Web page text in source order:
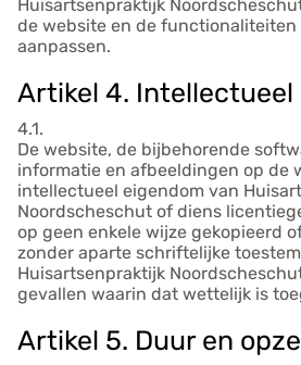
Huisartsenpraktijk
de website en de functionaliteiten
aanpassen.
Artikel 4. Intellectueel
4.1.
De website, de bijbehorende
informatie en afbeeldingen op de
intellectueel eigendom van
Noordscheschut of diens
op geen enkele wijze gekopieerd
zonder aparte schriftelijke
Huisartsenpraktijk
gevallen waarin dat wettelijk is
Artikel 5. Duur en